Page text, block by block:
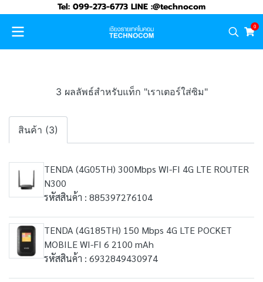
Tel: 099-273-6773 LINE :@technocom
0
3 ผลลัพธ์สำหรับแท็ก "เราเตอร์ใส่ซิม"
สินค้า (3)
TENDA (4G05TH) 300Mbps WI-FI 4G LTE ROUTER
N300
รหัสสินค้า : 885397276104
TENDA (4G185TH) 150 Mbps 4G LTE POCKET
MOBILE WI-FI 6 2100 mAh
รหัสสินค้า : 6932849430974